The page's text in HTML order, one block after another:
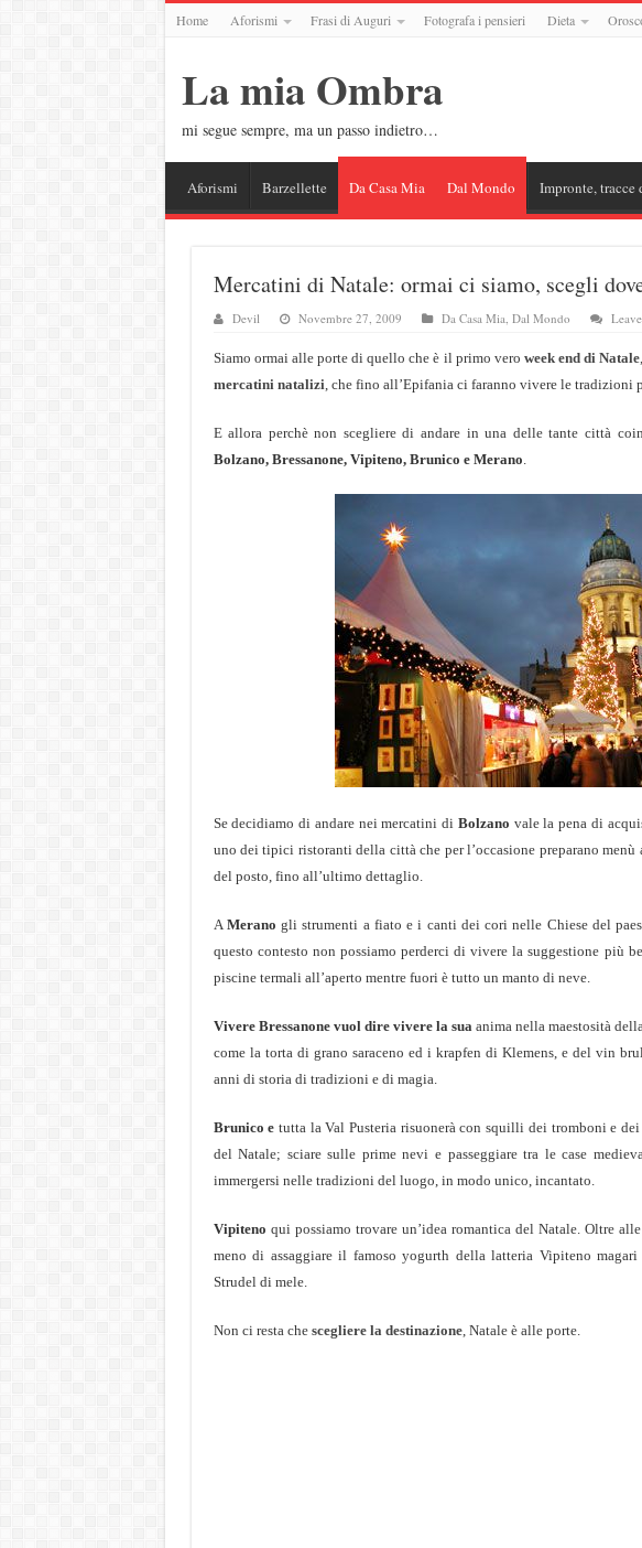
Home Aforismi Frasi di Auguri Fotografa i pensieri Dieta
La mia Ombra
mi segue sempre, ma un passo indietro…
Aforismi Barzellette Da Casa Mia Dal Mondo Impronte, tracce
Mercatini di Natale: ormai ci siamo, scegli
Devil Novembre 27, 2009 Da Casa Mia, Dal Mondo
Siamo ormai alle porte di quello che è il primo vero week end di Natale
mercatini natalizi, che fino all’Epifania ci faranno vivere le tradizioni
E allora perchè non scegliere di andare in una delle tante città
Bolzano, Bressanone, Vipiteno, Brunico e Merano.
Se decidiamo di andare nei mercatini di Bolzano vale la pena di
uno dei tipici ristoranti della città che per l’occasione preparano
del posto, fino all’ultimo dettaglio.
A Merano gli strumenti a fiato e i canti dei cori nelle Chiese del
questo contesto non possiamo perderci di vivere la suggestione più
piscine termali all’aperto mentre fuori è tutto un manto di neve.
Vivere Bressanone vuol dire vivere la suaanima nella maestosità
come la torta di grano saraceno ed i krapfen di Klemens, e del vin
anni di storia di tradizioni e di magia.
Brunico e tutta la Val Pusteria risuonerà con squilli dei tromboni e
del Natale; sciare sulle prime nevi e passeggiare tra le case
immergersi nelle tradizioni del luogo, in modo unico, incantato.
Vipiteno qui possiamo trovare un’idea romantica del Natale. Oltre
meno di assaggiare il famosoyogurth della latteria Vipiteno magari
Strudel di mele.
Non ci resta che scegliere la destinazione, Natale è alle porte.